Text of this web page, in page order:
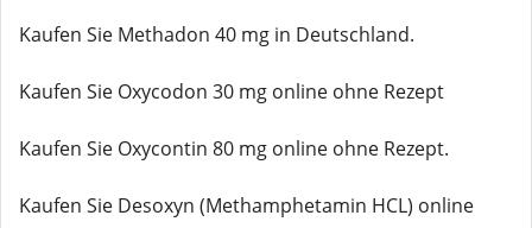
Kaufen Sie Methadon 40 mg in Deutschland.
Kaufen Sie Oxycodon 30 mg online ohne Rezept
Kaufen Sie Oxycontin 80 mg online ohne Rezept.
Kaufen Sie Desoxyn (Methamphetamin HCL) online